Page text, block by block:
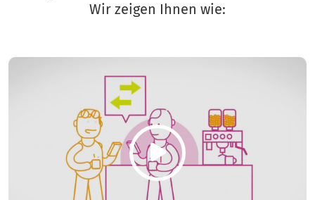
Wir zeigen Ihnen wie: